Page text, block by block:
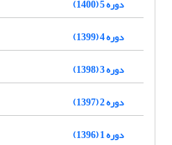
دوره 5 (1400)
دوره 4 (1399)
دوره 3 (1398)
دوره 2 (1397)
دوره 1 (1396)